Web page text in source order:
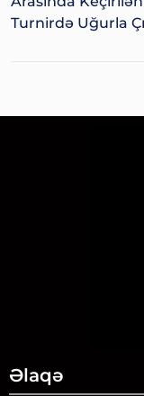
Turnirdə Uğurla
Əlaqə